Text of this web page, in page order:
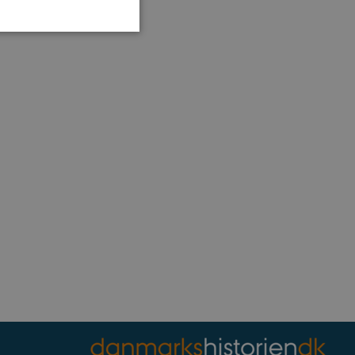
er nødvendigt, at